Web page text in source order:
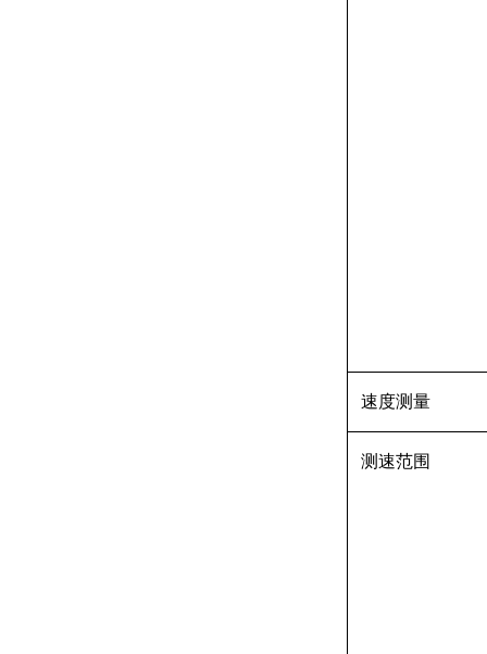
速度测量
测速范围